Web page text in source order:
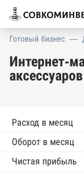
Готовый бизнес —
Интернет-
Расход в месяц
Оборот в месяц
Чистая прибыль